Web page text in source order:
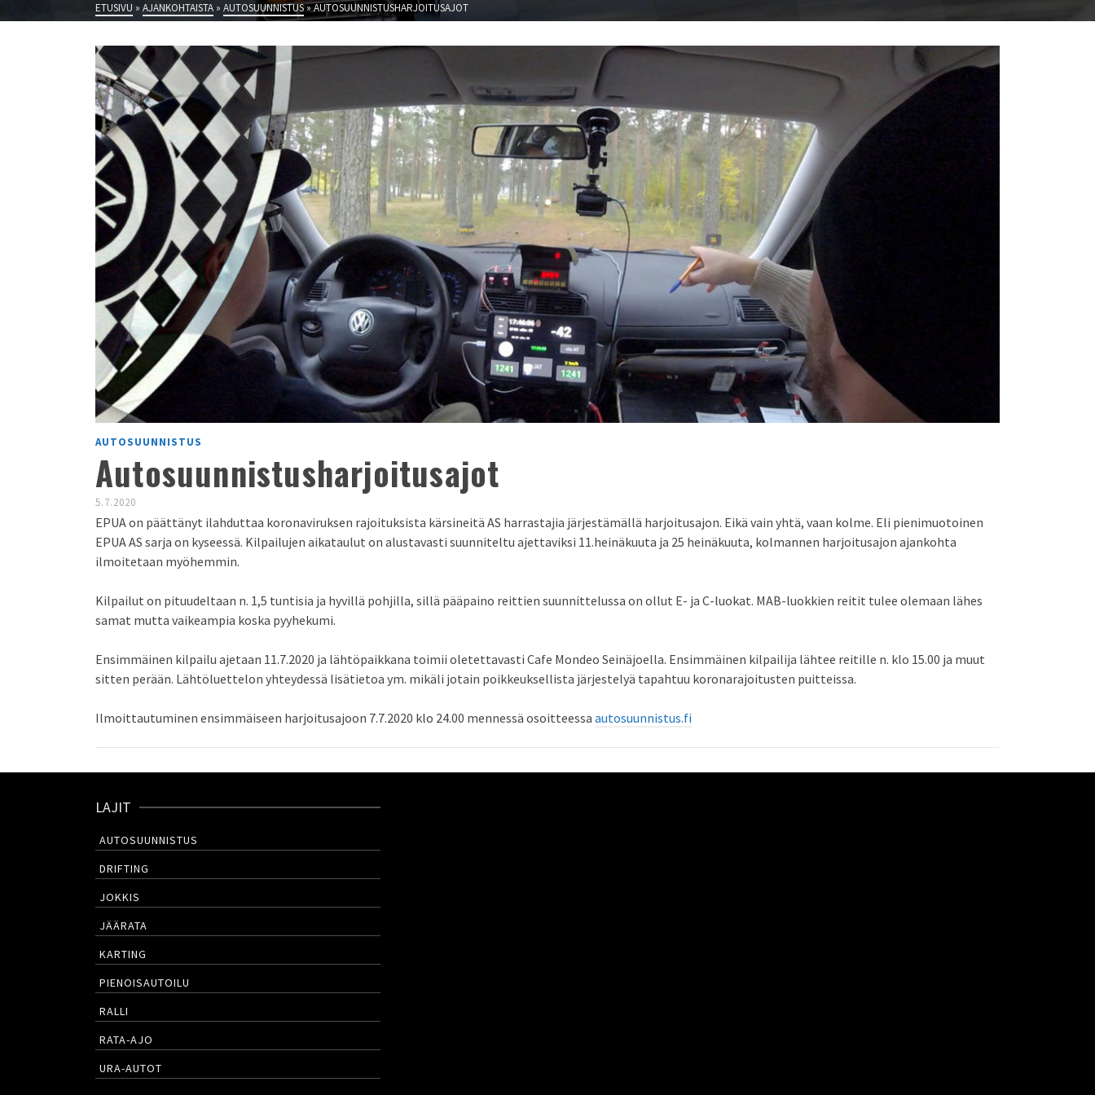
ETUSIVU » AJANKOHTAISTA » AUTOSUUNNISTUS»AUTOSUUNNISTUSHARJOITUSAJOT
AUTOSUUNNISTUS
Autosuunnistusharjoitusajot
5.7.2020
EPUA on päättänyt ilahduttaa koronaviruksen rajoituksista kärsineitä AS harrastajia järjestämällä harjoitusajon. Eikä vain yhtä, vaan kolme. Eli pienimuotoinen
EPUA AS sarja on kyseessä. Kilpailujen aikataulut on alustavasti suunniteltu ajettaviksi 11.heinäkuuta ja 25 heinäkuuta, kolmannen harjoitusajon ajankohta
ilmoitetaan myöhemmin.
Kilpailut on pituudeltaan n. 1,5 tuntisia ja hyvillä pohjilla, sillä pääpaino reittien suunnittelussa on ollut E- ja C-luokat. MAB-luokkien reitit tulee olemaan lähes
samat mutta vaikeampia koska pyyhekumi.
Ensimmäinen kilpailu ajetaan 11.7.2020 ja lähtöpaikkana toimii oletettavasti Cafe Mondeo Seinäjoella. Ensimmäinen kilpailija lähtee reitille n. klo 15.00 ja muut
sitten perään. Lähtöluettelon yhteydessä lisätietoa ym. mikäli jotain poikkeuksellista järjestelyä tapahtuu koronarajoitusten puitteissa.
Ilmoittautuminen ensimmäiseen harjoitusajoon 7.7.2020 klo 24.00 mennessä osoitteessa autosuunnistus.fi
LAJIT
AUTOSUUNNISTUS
DRIFTING
JOKKIS
JÄÄRATA
KARTING
PIENOISAUTOILU
RALLI
RATA-AJO
URA-AUTOT